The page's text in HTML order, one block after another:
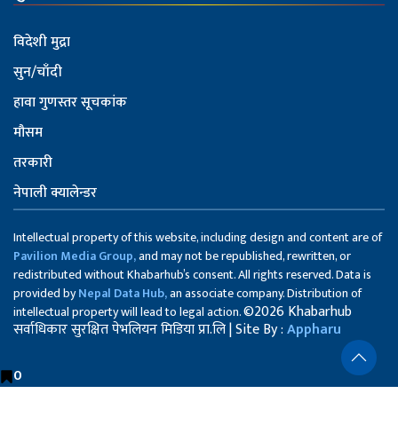
विदेशी मुद्रा
सुन/चाँदी
हावा गुणस्तर सूचकांक
मौसम
तरकारी
नेपाली क्यालेन्डर
Intellectual property of this website, including design and content are of
Pavilion Media Group,and may not be republished, rewritten, or
redistributed without Khabarhub’s consent. All rights reserved. Data is
provided byNepal Data Hub,an associate company. Distribution of
intellectual property will lead to legal action.©2026 Khabarhub
सर्वाधिकार सुरक्षित पेभलियन मिडिया प्रा.लि | Site By :Appharu
0